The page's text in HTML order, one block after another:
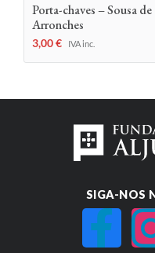
Porta-chaves – Sousa de
Arronches
3,00€ IVA inc.
SIGA-NOS